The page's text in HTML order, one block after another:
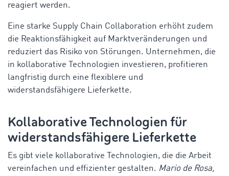
reagiert werden.
Eine starke Supply Chain Collaboration erhöht zudem
die Reaktionsfähigkeit auf Marktveränderungen und
reduziert das Risiko von Störungen. Unternehmen, die
in kollaborative Technologien investieren, profitieren
langfristig durch eine flexiblere und
widerstandsfähigere Lieferkette.
Kollaborative Technologien für
widerstandsfähigere Lieferkette
Es gibt viele kollaborative Technologien, die die Arbeit
vereinfachen und effizienter gestalten. Mario de Rosa,